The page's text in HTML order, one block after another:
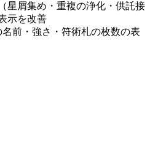
星屑集め・重複の浄化・供託接
示を改善
名前・強さ・符術札の枚数の表